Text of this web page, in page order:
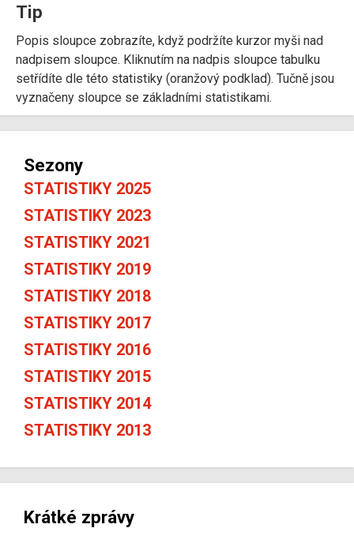
Tip
Popis sloupce zobrazíte, když podržíte kurzor myši nad
nadpisem sloupce. Kliknutím na nadpis sloupce tabulku
setřídíte dle této statistiky (oranžový podklad). Tučně jsou
vyznačeny sloupce se základními statistikami.
Sezony
STATISTIKY 2025
STATISTIKY 2023
STATISTIKY 2021
STATISTIKY 2019
STATISTIKY 2018
STATISTIKY 2017
STATISTIKY 2016
STATISTIKY 2015
STATISTIKY 2014
STATISTIKY 2013
Krátké zprávy